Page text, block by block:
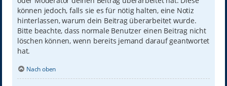
können jedoch, falls sie es für nötig halten, eine Notiz
hinterlassen, warum dein Beitrag überarbeitet wurde.
Bitte beachte, dass normale Benutzer einen Beitrag nicht
löschen können, wenn bereits jemand darauf geantwortet
hat.
Nach oben